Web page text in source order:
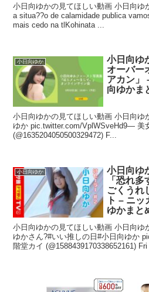
小日向ゆかの見てほしい動画 小日向ゆ
a situa??o de calamidade publica
mais cedo na tlKohinata ...
小日向ゆか
小日向ゆ
オーバー
アカン」
向ゆかま
小日向ゆかの見てほしい動画 小日向ゆ
ゆか pic.twitter.com/VplWSveHd9— 美
(@1635204050500329472) F...
小日向ゆか
小日向ゆ
「恐れ
ごくうれ
ト – ニ
ゆかまと
小日向ゆかの見てほしい動画 小日向ゆ
ゆかさん?#いい推しの日#小日向ゆか
階堂カイ (@1588439170338652161) Fri